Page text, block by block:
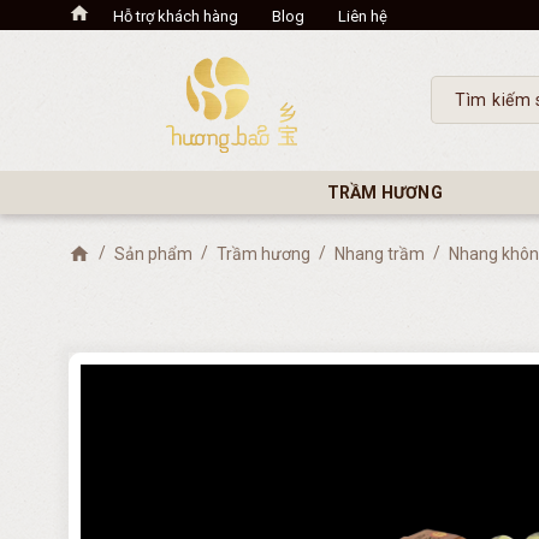
Hỗ trợ khách hàng Blog Liên hệ
TRẦM HƯƠNG
Sản phẩm Trầm hương Nhang trầm Nhang